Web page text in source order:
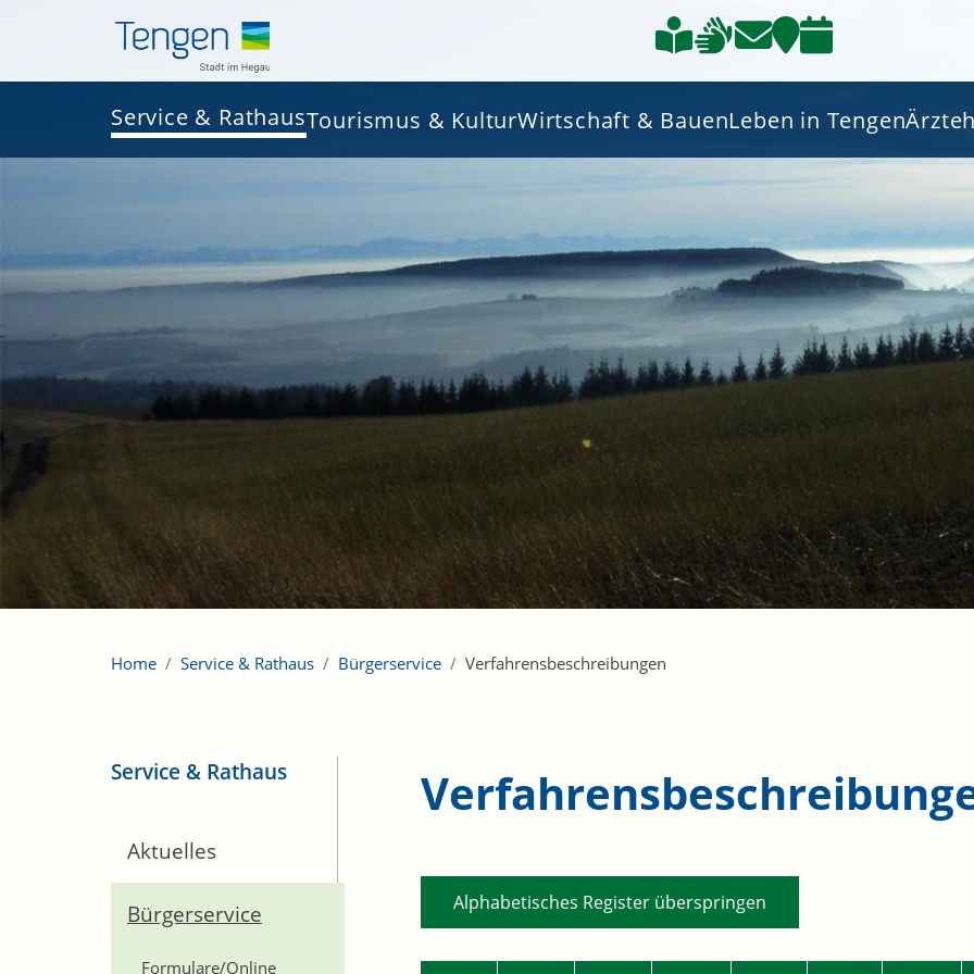
Service & RathausTourismus & KulturWirtschaft & BauenLeben in Tengen
Home Service & Rathaus Bürgerservice Verfahrensbeschreibungen
Service & Rathaus
Aktuelles
Bürgerservice
Formulare/Online
Alphabetisches Register überspringen